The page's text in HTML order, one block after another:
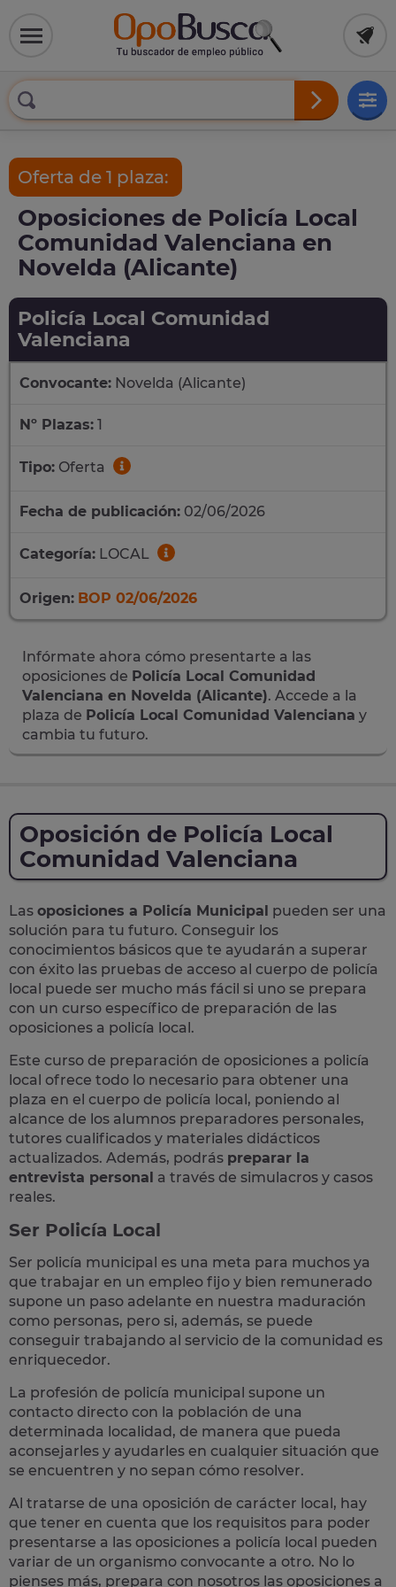
Oferta de 1 plaza:
Oposiciones de Policía Local
Comunidad Valenciana en
Novelda (Alicante)
Policía Local Comunidad
Valenciana
Convocante: Novelda (Alicante)
Nº Plazas: 1
Tipo: Oferta
Fecha de publicación: 02/06/2026
Categoría: LOCAL
Origen: BOP 02/06/2026
Infórmate ahora cómo presentarte a las
oposiciones de Policía Local Comunidad
Valenciana en Novelda (Alicante). Accede a la
plaza de Policía Local Comunidad Valenciana y
cambia tu futuro.
Oposición de Policía Local
Comunidad Valenciana
Las oposiciones a Policía Municipal pueden ser una
solución para tu futuro. Conseguir los
conocimientos básicos que te ayudarán a superar
con éxito las pruebas de acceso al cuerpo de policía
local puede ser mucho más fácil si uno se prepara
con un curso específico de preparación de las
oposiciones a policía local.
Este curso de preparación de oposiciones a policía
local ofrece todo lo necesario para obtener una
plaza en el cuerpo de policía local, poniendo al
alcance de los alumnos preparadores personales,
tutores cualificados y materiales didácticos
actualizados. Además, podrás preparar la
entrevista personal a través de simulacros y casos
reales.
Ser Policía Local
Ser policía municipal es una meta para muchos ya
que trabajar en un empleo fijo y bien remunerado
supone un paso adelante en nuestra maduración
como personas, pero si, además, se puede
conseguir trabajando al servicio de la comunidad es
enriquecedor.
La profesión de policía municipal supone un
contacto directo con la población de una
determinada localidad, de manera que pueda
aconsejarles y ayudarles en cualquier situación que
se encuentren y no sepan cómo resolver.
Al tratarse de una oposición de carácter local, hay
que tener en cuenta que los requisitos para poder
presentarse a las oposiciones a policía local pueden
variar de un organismo convocante a otro. No lo
pienses más, prepara con nosotros las oposiciones a